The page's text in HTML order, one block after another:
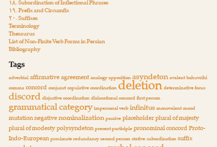
۱۸. Subordination of Inflectional Phrases
۱۹. Prefix and Circumfix
۲۰. Suffixes
Terminology
Thesaurus
List of Non-Finite Verb Forms in Persian
Bibliography
Tags
adverbialaffirmativeagreementanalogyappositionasyndetonavalentbahuvrihi
commaconcordconjunctcopulative coordinationdeletiondeterminative focus
discorddisjuctive coordinationdislocational concordfirst person
grammatical categoryimpersonal verbinfinitusmonovalentmood
mutationnegativenominalizationpassiveplaceholderplural of majesty
plural of modestypolysyndetonpresent participlepronominal concordProto-
Indo-Europeanproximate redundancysecond personstativesubordinationsuffix